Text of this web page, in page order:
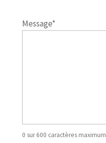
Message*
0 sur 600 caractères maximum